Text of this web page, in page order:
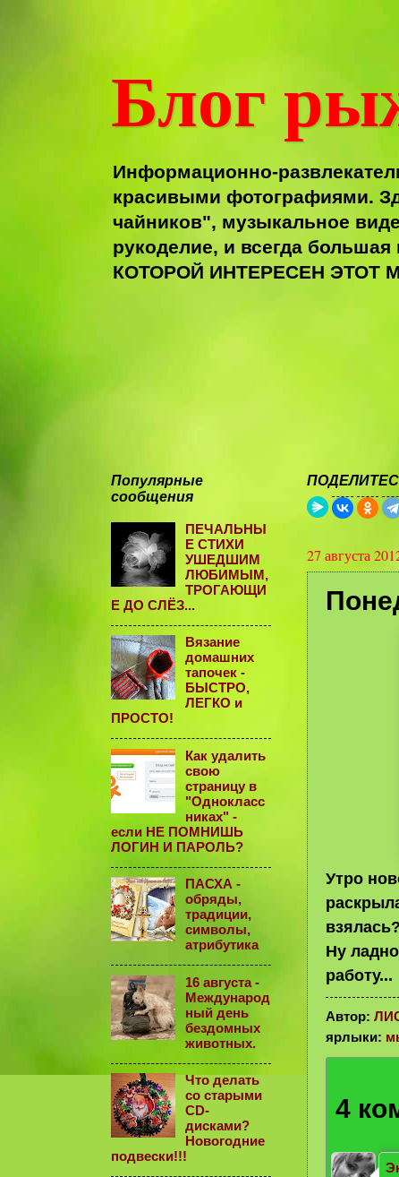
Блог
Информационно-
красивыми фотографиями.
чайников", музыкальное
рукоделие, и всегда
КОТОРОЙ ИНТЕРЕСЕН ЭТОТ
27 августа
Утро
Ну
работу...
Автор:
ярлыки:
4
Популярные
сообщения
ПЕЧАЛЬНЫ
Е СТИХИ
УШЕДШИМ
ЛЮБИМЫМ,
ТРОГАЮЩИ
Е ДО СЛЁЗ...
Вязание
домашних
тапочек -
БЫСТРО,
ЛЕГКО и
ПРОСТО!
Как удалить
свою
страницу в
"Однокласс
никах" -
если НЕ ПОМНИШЬ
ЛОГИН И ПАРОЛЬ?
ПАСХА -
обряды,
традиции,
символы,
атрибутика
16 августа -
Международ
ный день
бездомных
животных.
Что делать
со старыми
CD-
дисками?
Новогодние
подвески!!!